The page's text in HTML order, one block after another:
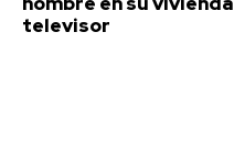
televisor